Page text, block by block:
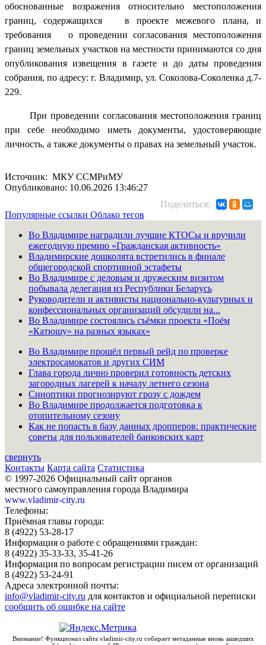
обоснованные возражения относительно местоположения
границ, содержащихся в проекте межевого плана, и
требования о проведении согласования местоположения
границ земельных участков на местности принимаются со дня
опубликования извещения в газете и до даты проведения
собрания, по адресу: г. Владимир, ул. Соколова-Соколенка д.7-
229.
При проведении согласования местоположения границ
при себе необходимо иметь документы, удостоверяющие
личность, а также документы о правах на земельный участок.
Источник: МКУ ССМРиМУ
Опубликовано: 10.06.2026 13:46:27
Поделиться:
Популярные ссылки Облако тегов
Во Владимире наградили лучшие КТОСы и вручили
ежегодную премию «Гражданская активность»
Владимирские дошколята встретились в финале
общегородской спортивной эстафеты
Во Владимире с деловым и дружеским визитом
побывала делегация из Республики Беларусь
Руководители и активисты национально-культурных и
конфессиональных организаций обсудили на...
Во Владимире состоялись съёмки проекта «Поём
«Катюшу» на разных языках»
Во Владимире прошёл первый рейд по проверке
электросамокатов и других СИМ
Глава города лично проверил готовность детских
загородных лагерей к началу летнего сезона
Синоптики прогнозируют грозу с дождем
Во Владимире продолжается подготовка к
отопительному сезону
Как не попасть в базу данных дропперов: практические
советы для пользователей банковских карт
свернуть
Контакты Карта сайта Статистика
© 1997-2026 Официальный сайт органов
местного самоуправления города Владимира
www.vladimir-city.ru
Телефоны:
Приёмная главы города:
8 (4922) 53-28-17
Информация о работе с обращениями граждан:
8 (4922) 35-33-33, 35-41-26
Информация по вопросам регистрации писем от организаций
8 (4922) 53-24-91
Адреса электронной почты:
info@vladimir-city.ru для контактов и официальной переписки
сообщить об ошибке на сайте
Внимание! Функционал сайта vladimir-city.ru собирает метаданные вновь зашедших